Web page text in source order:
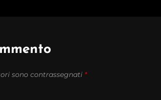
sono contrassegnati *